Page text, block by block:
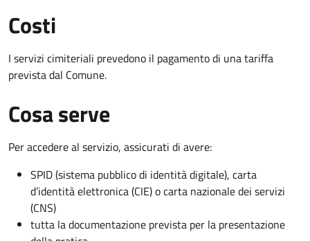
Costi
I servizi cimiteriali prevedono il pagamento di una tariffa
prevista dal Comune.
Cosa serve
Per accedere al servizio, assicurati di avere:
SPID (sistema pubblico di identità digitale), carta
d’identità elettronica (CIE) o carta nazionale dei servizi
(CNS)
tutta la documentazione prevista per la presentazione